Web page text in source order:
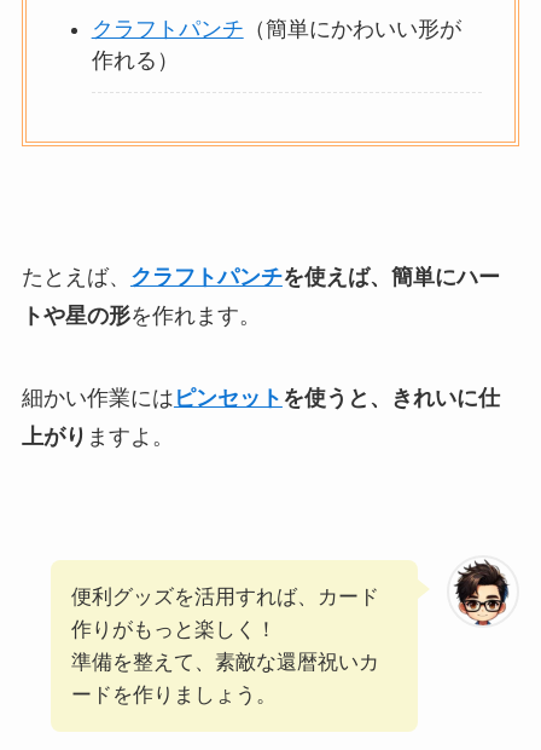
クラフトパンチ （簡単にかわいい形が
作れる）
たとえば、 クラフトパンチを使えば、簡単にハー
トや星の形を作れます。
細かい作業には ピンセット を使うと、きれいに仕
上がり ますよ。
便利グッズを活用すれば、カード
作りがもっと楽しく！
準備を整えて、素敵な還暦祝いカ
ードを作りましょう。